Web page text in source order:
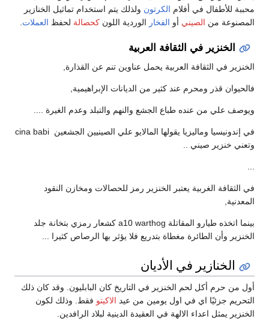
محببة للأطفال في أفلام الكرتون ولذلك يتم استخدام تماثيل الخنازير
المصنوعة من الصيني أو الفخار الوردية اللون كحصالة لحفظ العملات
الخنزير في الثقافة العربية
الخنزير في الثقافة العربية يحمل عناوين تنم عن القذارة,
فالحيوان قذر ومحرم عند كثير من الديانات الإبراهيمية,
ويوصف علي من عنده طباع الجشع والنهم والتبلد وعدم الغيرة ....
في إندونيسيا وماليزيا يقولها المالايو علي الصينيين الجشعين cina babi
وتعني خنزير صيني ..
...
في الثقافة الغربية يعتبر الخنزير رمز للحصالات ومخازن النقود
المعدنية,
بينما اتخذه طيارو المقاتلة a10 warthog كشعار رمزي بتخانة جلد
الخنزير وأن الطائرة مغطاة بتدريع فلا يؤثر بها الرصاص كثيرا ...
الخنازير في الأديان
أول من حرم أكل لحم الخنزير في التاريخ كان البابليون. وقد كان ذلك
التحريم جزئيًا اي في اول يومين من عيد الاكيتو فقط. وذلك لكون
الخنزير يمثل اعداء الالهة في العقيدة الدينية لبلاد الرافدين.